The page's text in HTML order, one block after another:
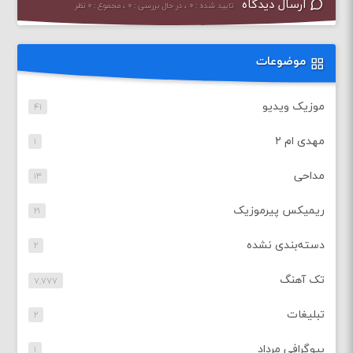
ارسال دیدگاه تایید شده : ۰ ، در حال بررسی : ۰ ، مجموع : ۰ نظر
موضوعات
موزیک ویدیو ۴۱
مهدی ام ۲ ۱
مداحی ۱۳
ریمیکس پیرموزیک ۲۱
دسته‌بندی نشده ۲
تک آهنگ ۷,۷۷۷
تبلیغات ۲
بیوگرافی مرداد ۱